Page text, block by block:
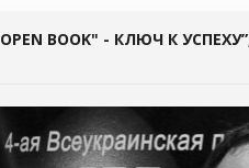
BOOK" - КЛЮЧ К